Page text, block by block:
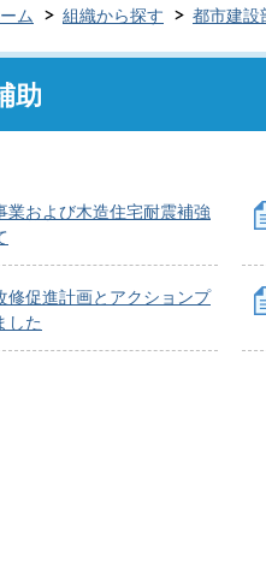
ム 組織から探す 都市建設
助
業および木造住宅耐震補強
修促進計画とアクションプ
した